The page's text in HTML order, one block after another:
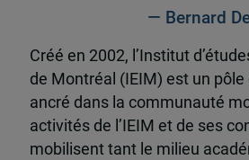
— Bernard
Créé en 2002, l’Institut
de Montréal (IEIM) est un pôle
ancré dans la communauté
activités de l’IEIM et de ses
mobilisent tant le milieu